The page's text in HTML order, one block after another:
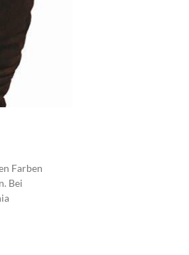
Farben
Bei